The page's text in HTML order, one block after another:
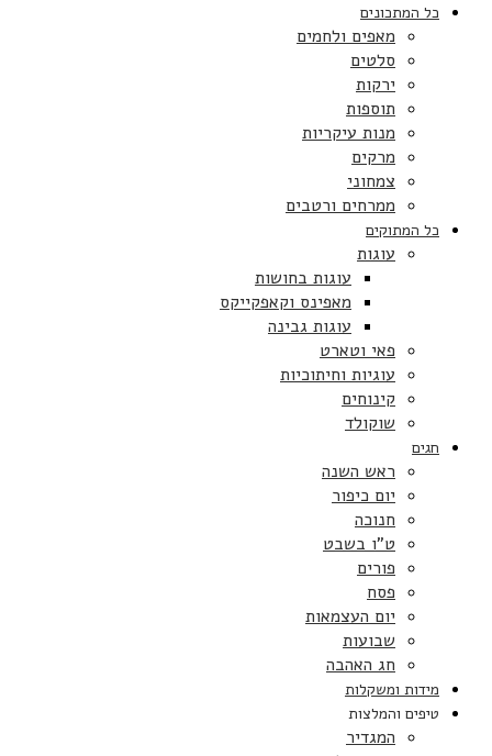
כל המתכונים
מאפים ולחמים
סלטים
ירקות
תוספות
מנות עיקריות
מרקים
צמחוני
ממרחים ורטבים
כל המתוקים
עוגות
עוגות בחושות
מאפינס וקאפקייקס
עוגות גבינה
פאי וטארט
עוגיות וחיתוכיות
קינוחים
שוקולד
חגים
ראש השנה
יום כיפור
חנוכה
ט”ו בשבט
פורים
פסח
יום העצמאות
שבועות
חג האהבה
מידות ומשקלות
טיפים והמלצות
המגדיר